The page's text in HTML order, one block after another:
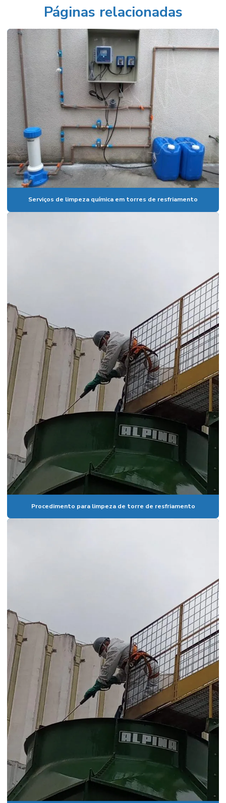
Páginas relacionadas
Serviços de limpeza química em torres de resfriamento
Procedimento para limpeza de torre de resfriamento